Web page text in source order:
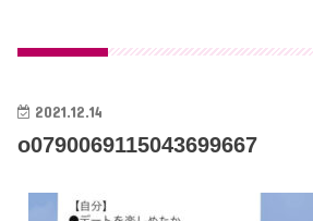
2021.12.14
o0790069115043699667